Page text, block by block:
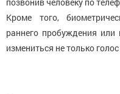
Кроме того,
раннего пробуждения
измениться не только